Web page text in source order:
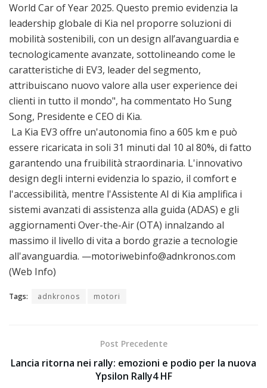
World Car of Year 2025. Questo premio evidenzia la
leadership globale di Kia nel proporre soluzioni di
mobilità sostenibili, con un design all’avanguardia e
tecnologicamente avanzate, sottolineando come le
caratteristiche di EV3, leader del segmento,
attribuiscano nuovo valore alla user experience dei
clienti in tutto il mondo", ha commentato Ho Sung
Song, Presidente e CEO di Kia.
La Kia EV3 offre un'autonomia fino a 605 km e può
essere ricaricata in soli 31 minuti dal 10 al 80%, di fatto
garantendo una fruibilità straordinaria. L'innovativo
design degli interni evidenzia lo spazio, il comfort e
l'accessibilità, mentre l'Assistente AI di Kia amplifica i
sistemi avanzati di assistenza alla guida (ADAS) e gli
aggiornamenti Over-the-Air (OTA) innalzando al
massimo il livello di vita a bordo grazie a tecnologie
all'avanguardia. —motoriwebinfo@adnkronos.com
(Web Info)
Tags: adnkronos motori
Post Precedente
Lancia ritorna nei rally: emozioni e podio per la nuova
Ypsilon Rally4 HF